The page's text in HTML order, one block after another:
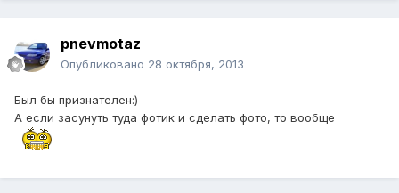
pnevmotaz
Опубликовано 28 октября, 2013
Был бы признателен:)
А если засунуть туда фотик и сделать фото, то вообще